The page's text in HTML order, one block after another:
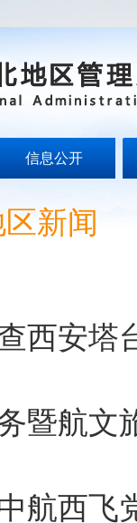
信息公开
新闻
西安塔
暨航文
航西飞